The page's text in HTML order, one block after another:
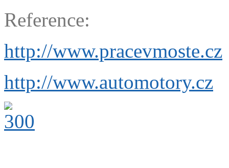
Reference:
http://www.pracevmoste.cz
http://www.automotory.cz